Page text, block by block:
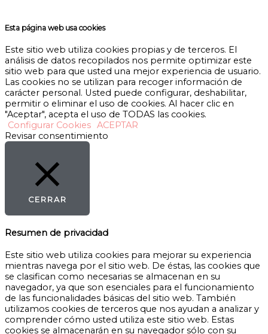
Esta página web usa cookies
Este sitio web utiliza cookies propias y de terceros. El
análisis de datos recopilados nos permite optimizar este
sitio web para que usted una mejor experiencia de usuario.
Las cookies no se utilizan para recoger información de
carácter personal. Usted puede configurar, deshabilitar,
permitir o eliminar el uso de cookies. Al hacer clic en
"Aceptar", acepta el uso de TODAS las cookies.
Configurar Cookies ACEPTAR
Revisar consentimiento
CERRAR
Resumen de privacidad
Este sitio web utiliza cookies para mejorar su experiencia
mientras navega por el sitio web. De éstas, las cookies que
se clasifican como necesarias se almacenan en su
navegador, ya que son esenciales para el funcionamiento
de las funcionalidades básicas del sitio web. También
utilizamos cookies de terceros que nos ayudan a analizar y
comprender cómo usted utiliza este sitio web. Estas
cookies se almacenarán en su navegador sólo con su